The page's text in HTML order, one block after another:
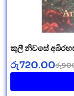
කුලී නිවසේ
රු
රු720.00